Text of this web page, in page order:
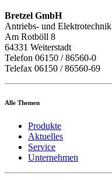
Bretzel GmbH
Antriebs- und Elektrotechnik
Am Rotböll 8
64331 Weiterstadt
Telefon 06150 / 86560-0
Telefax 06150 / 86560-69
Alle Themen
Produkte
Aktuelles
Service
Unternehmen